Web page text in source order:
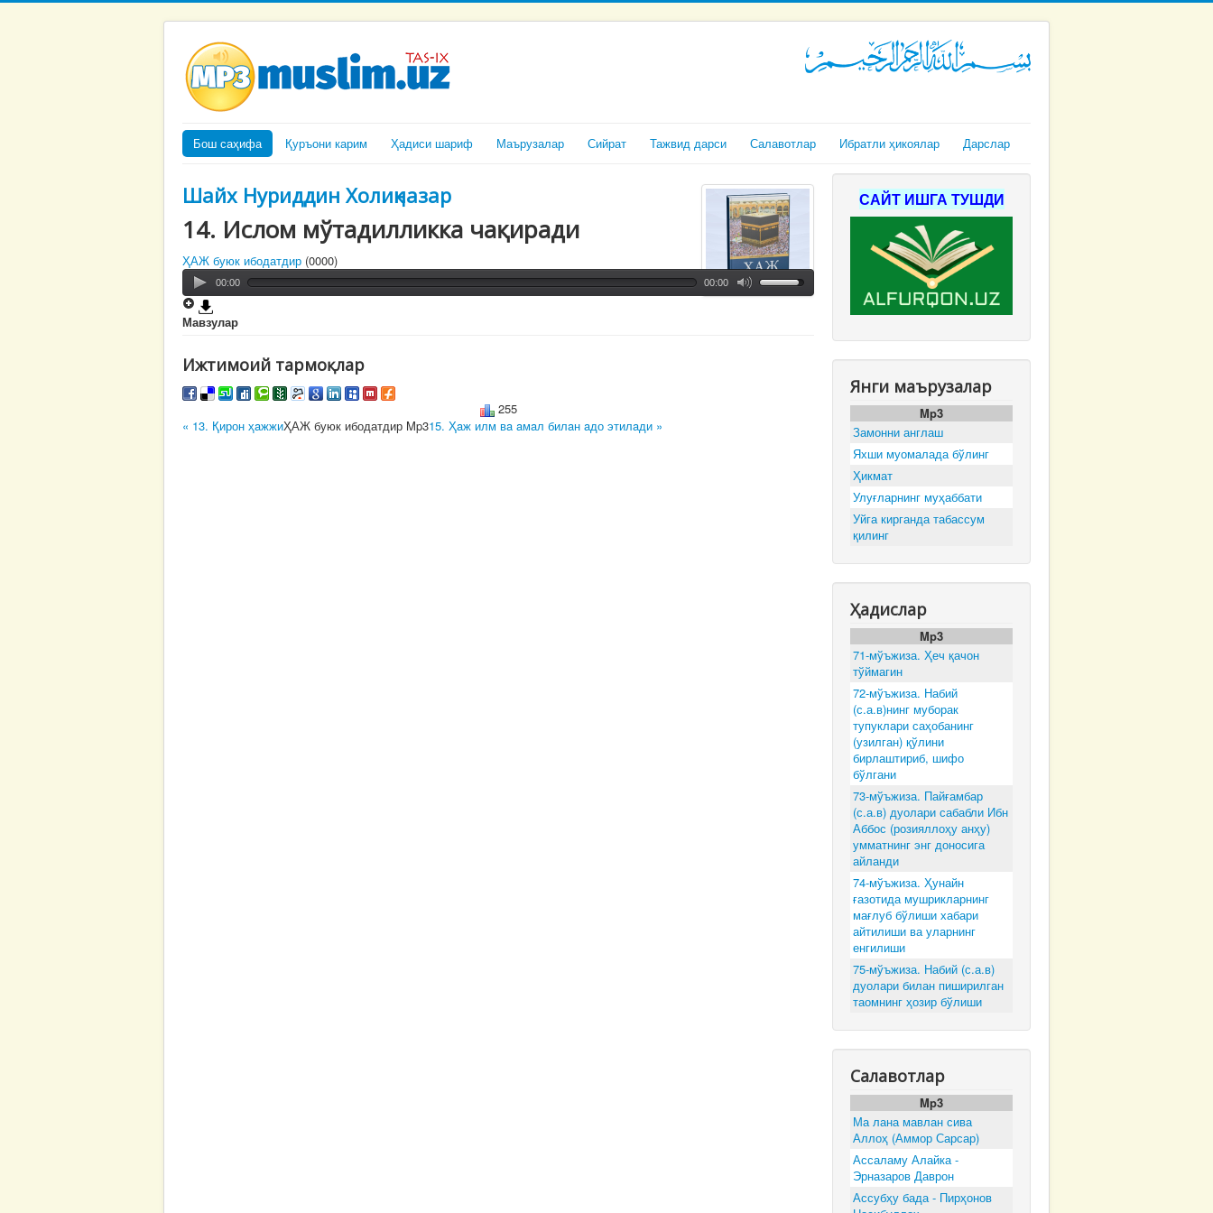
Бош саҳифа Қуръони карим Ҳадиси шариф Маърузалар Сийрат Тажвид дарси Салавотлар Ибратли ҳикоялар Дарслар
Шайх Нуриддин Холиқназар
14. Ислом мўтaдилликкa чaқирaди
ҲАЖ буюк ибодатдир (0000)
00:00 00:00
Мавзулар
Ижтимоий тармоқлар
255
« 13. Қирон ҳaжжиҲАЖ буюк ибодатдир Mp315. Ҳaж илм вa aмaл билaн aдо этилaди »
САЙТ ИШГА ТУШДИ
Янги маърузалар
Mp3
Замонни англаш
Яхши муомалада бўлинг
Ҳикмат
Улуғларнинг муҳаббати
Уйга кирганда табассум
қилинг
Ҳадислар
Mp3
71-мўъжиза. Ҳеч қачон
тўймагин
72-мўъжиза. Набий
(с.а.в)нинг муборак
тупуклари саҳобанинг
(узилган) қўлини
бирлаштириб, шифо
бўлгани
73-мўъжиза. Пайғамбар
(с.а.в) дуолари сабабли Ибн
Аббос (розияллоҳу анҳу)
умматнинг энг доносига
айланди
74-мўъжиза. Ҳунайн
ғазотида мушрикларнинг
мағлуб бўлиши хабари
айтилиши ва уларнинг
енгилиши
75-мўъжиза. Набий (с.а.в)
дуолари билан пиширилган
таомнинг ҳозир бўлиши
Салавотлар
Mp3
Ма лана мавлан сива
Аллоҳ (Аммор Сарсар)
Ассаламу Алайка -
Эрназаров Даврон
Ассубҳу бада - Пирҳонов